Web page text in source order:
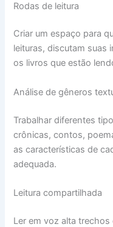
Rodas de leitura
Criar um espaço para
leituras, discutam suas
os livros que estão
Análise de gêneros
Trabalhar diferentes
crônicas, contos,
as características de
adequada.
Leitura compartilhada
Ler em voz alta